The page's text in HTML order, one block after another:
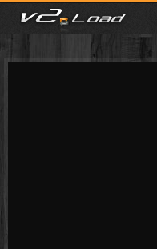
meist gesehen